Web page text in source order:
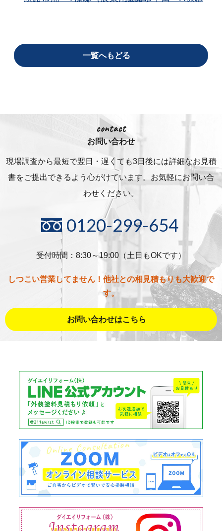
一覧へもどる
contact
お問い合わせ
現場調査から最短で翌日・遅くても3日後には詳細なお見積
書をご提出できるよう心がけています。お気軽にお問い合
わせください。
0120-299-654
受付時間：8:30～19:00（土日もOKです）
しつこい営業してません！他社との相見積もりも大歓迎で
す。
お問い合わせはこちら